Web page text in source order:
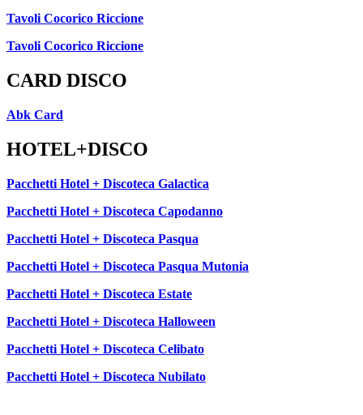
Tavoli Cocorico Riccione
Tavoli Cocorico Riccione
CARD DISCO
Abk Card
HOTEL+DISCO
Pacchetti Hotel + Discoteca Galactica
Pacchetti Hotel + Discoteca Capodanno
Pacchetti Hotel + Discoteca Pasqua
Pacchetti Hotel + Discoteca Pasqua Mutonia
Pacchetti Hotel + Discoteca Estate
Pacchetti Hotel + Discoteca Halloween
Pacchetti Hotel + Discoteca Celibato
Pacchetti Hotel + Discoteca Nubilato